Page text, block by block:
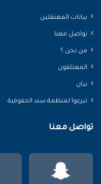
بيانات المعتقلين
تواصل معنا
من نحن ؟
المعتلقون
بيان
تبرعوا لمنظمة سند الحقوقية
تواصل معنا
سناب